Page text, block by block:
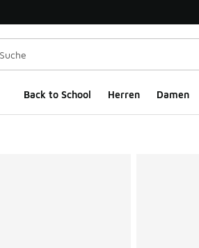
Fenster
Back to School Herren Damen